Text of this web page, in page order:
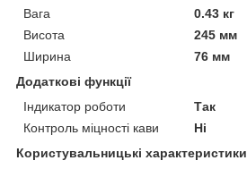
Вага
0.43 кг
Висота
245 мм
Ширина
76 мм
Додаткові функції
Індикатор роботи
Так
Контроль міцності кави
Ні
Користувальницькі характеристики